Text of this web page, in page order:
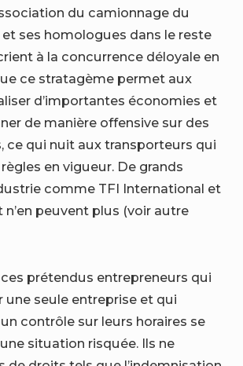
du camionnage du
et ses homologues dans le reste
à la concurrence déloyale en
ce stratagème permet aux
d’importantes économies et
de manière offensive sur des
ce qui nuit aux transporteurs qui
en vigueur. De grands
comme TFI International et
n’en peuvent plus (voir autre
prétendus entrepreneurs qui
une seule entreprise et qui
contrôle sur leurs horaires se
situation risquée. Ils ne